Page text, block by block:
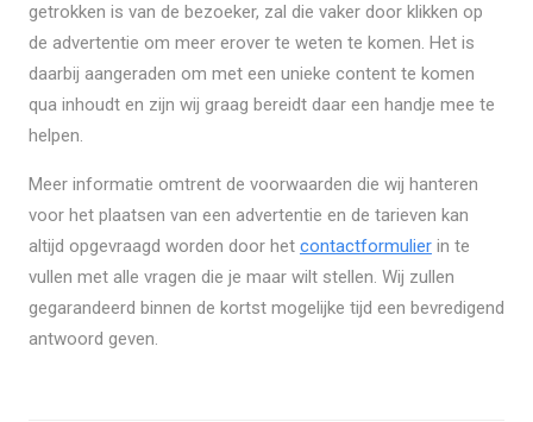
getrokken is van de bezoeker, zal die vaker door klikken op
de advertentie om meer erover te weten te komen. Het is
daarbij aangeraden om met een unieke content te komen
qua inhoudt en zijn wij graag bereidt daar een handje mee te
helpen.
Meer informatie omtrent de voorwaarden die wij hanteren
voor het plaatsen van een advertentie en de tarieven kan
altijd opgevraagd worden door het contactformulierin te
vullen met alle vragen die je maar wilt stellen. Wij zullen
gegarandeerd binnen de kortst mogelijke tijd een bevredigend
antwoord geven.